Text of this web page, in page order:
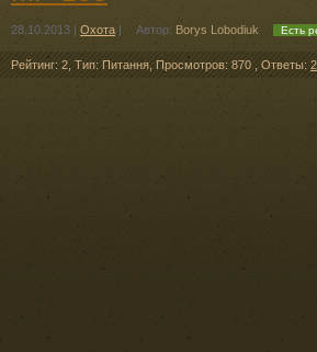
28.10.2013 | Охота | Автор: Borys Lobodiuk Есть
Рейтинг: 2 Тип: Питання Просмотров: 870 Ответы: 2